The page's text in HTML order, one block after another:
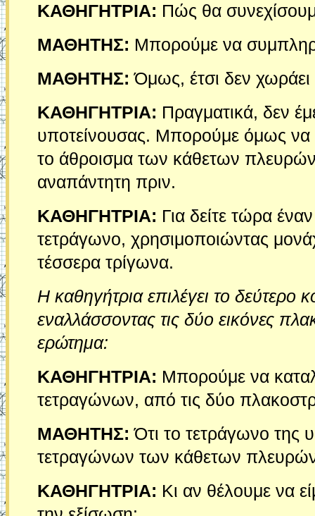
ΚΑΘΗΓΗΤΡΙΑ: Πώς θα
ΜΑΘΗΤΗΣ: Μπορούμε να
ΜΑΘΗΤΗΣ: Όμως, έτσι δεν χωράει
ΚΑΘΗΓΗΤΡΙΑ: Πραγματικά, δεν
υποτείνουσας. Μπορούμε όμως να
το άθροισμα των κάθετων
αναπάντητη πριν.
ΚΑΘΗΓΗΤΡΙΑ: Για δείτε τώρα
τετράγωνο, χρησιμοποιώντας
τέσσερα τρίγωνα.
Η καθηγήτρια επιλέγει το δεύτερο
εναλλάσσοντας τις δύο εικόνες
ερώτημα:
ΚΑΘΗΓΗΤΡΙΑ: Μπορούμε να
τετραγώνων, από τις δύο
ΜΑΘΗΤΗΣ: Ότι το τετράγωνο της
τετραγώνων των κάθετων
ΚΑΘΗΓΗΤΡΙΑ: Κι αν θέλουμε να